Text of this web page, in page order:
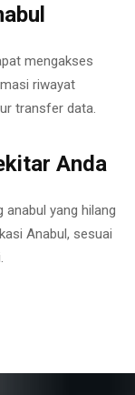
mengakses
riwayat
transfer data.
Anda
yang hilang
Anabul, sesuai